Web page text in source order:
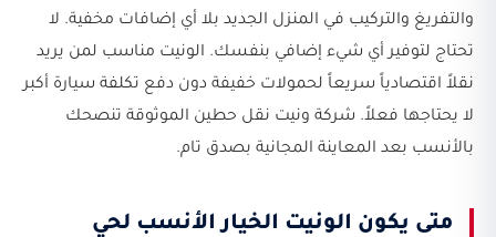
والتفريغ والتركيب في المنزل الجديد بلا أي إضافات مخفية. لا
تحتاج لتوفير أي شيء إضافي بنفسك. الونيت مناسب لمن يريد
نقلاً اقتصادياً سريعاً لحمولات خفيفة دون دفع تكلفة سيارة أكبر
لا يحتاجها فعلاً. شركة ونيت نقل حطين الموثوقة تنصحك
بالأنسب بعد المعاينة المجانية بصدق تام.
متى يكون الونيت الخيار الأنسب لحي